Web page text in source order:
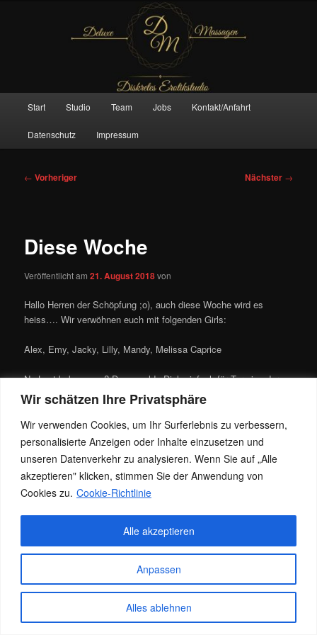
Wir schätzen Ihre Privatsphäre
Wir verwenden Cookies, um Ihr Surferlebnis zu verbessern,
personalisierte Anzeigen oder Inhalte einzusetzen und
unseren Datenverkehr zu analysieren. Wenn Sie auf „Alle
akzeptieren" klicken, stimmen Sie der Anwendung von
Cookies zu. Cookie-Richtlinie
Anpassen
Alles ablehnen
Alle akzeptieren
Deluxe Massagen And More
Start Studio Team Jobs Kontakt/Anfahrt
Datenschutz Impressum
Beitragsnavigation
← Vorheriger Nächster →
Diese Woche
Veröffentlicht am21. August 2018von
Hallo Herren der Schöpfung ;o), auch diese Woche wird es
heiss…. Wir verwöhnen euch mit folgenden Girls:
Alex, Emy, Jacky, Lilly, Mandy, Melissa Caprice
Na Lust bekommen? Dann melde Dich einfach für Termin oder
schau spontan vorbei.
Tel.: 0151-17933303
Dieser Eintrag wurde vonJackyunter Newsveröffentlicht. Setze ein
Lesezeichen für denPermalink.
Datenschutz Stolz präsentiert von WordPress